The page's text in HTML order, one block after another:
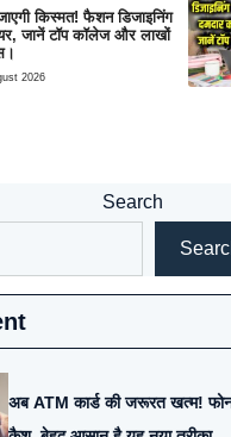
किस्मत! फैशन डिजाइनिंग
जानें टॉप कॉलेज और लाखों
2026
Search
अब ATM कार्ड की जरूरत खत्म!